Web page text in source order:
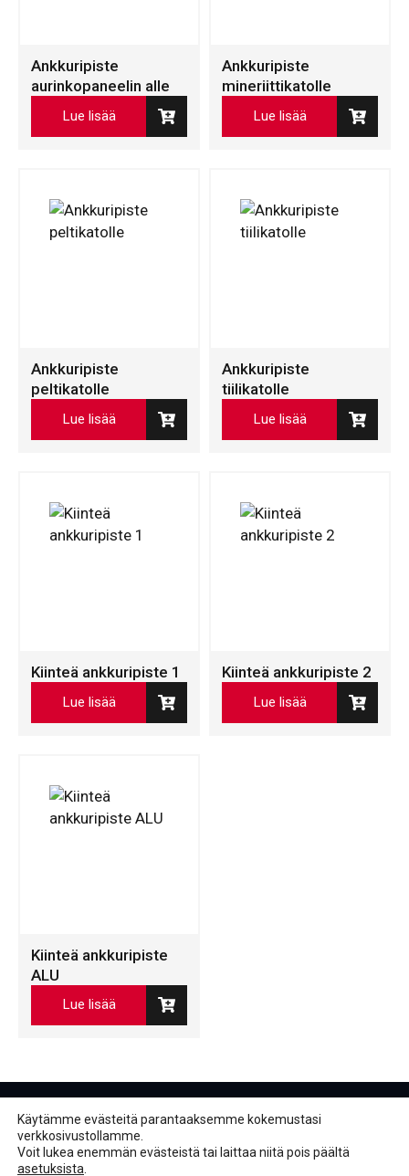
Ankkuripiste
aurinkopaneelin alle
Lue lisää
Ankkuripiste
mineriittikatolle
Lue lisää
Ankkuripiste
peltikatolle
Lue lisää
Ankkuripiste
tiilikatolle
Lue lisää
Kiinteä ankkuripiste 1
Lue lisää
Kiinteä ankkuripiste 2
Lue lisää
Kiinteä ankkuripiste
ALU
Lue lisää
Käytämme evästeitä parantaaksemme kokemustasi
verkkosivustollamme.
Voit lukea enemmän evästeistä tai laittaa niitä pois päältä
asetuksista